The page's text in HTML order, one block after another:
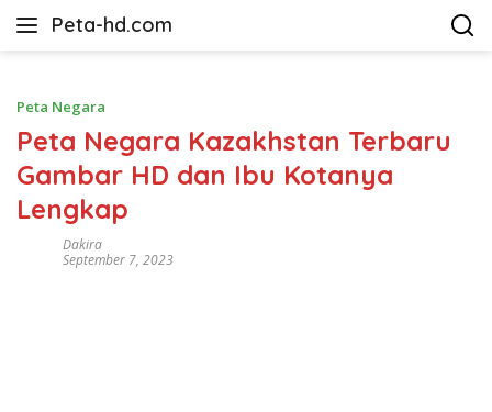
Peta-hd.com
Kumpulan
HD
Peta Negara
Peta Negara Kazakhstan Terbaru
Gambar HD dan Ibu Kotanya
Lengkap
Dakira
September 7, 2023